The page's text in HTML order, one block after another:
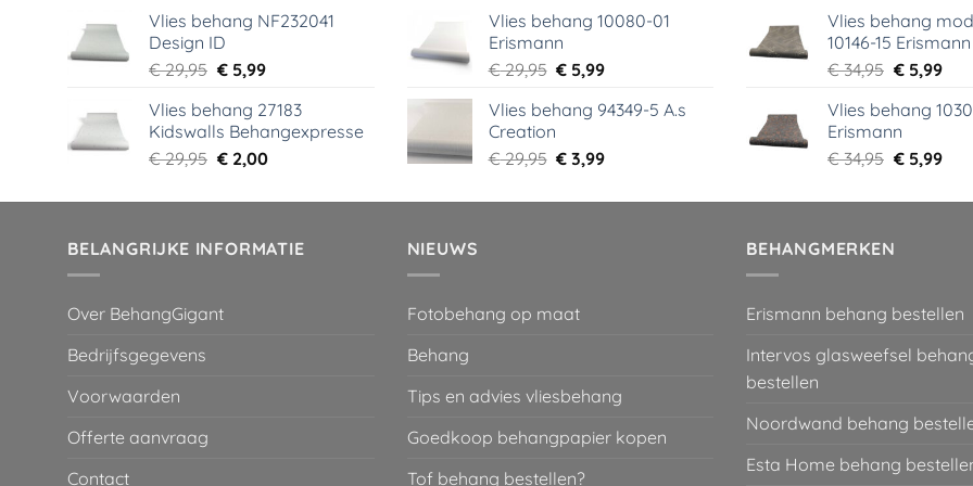
was:
€ 29,95.
is:
Vlies behang NF232041
Design ID
€29,95 Oorspronkelijke
was:
€ 29,95.
€5,99Huidige
is:
€ 5,99.
Vlies behang 27183
Kidswalls Behangexpresse
€29,95 Oorspronkelijke
was:
€2,00Huidige
is:
was:
€ 39,00.
is:
Vlies behang 10080-01
Erismann
€29,95 Oorspronkelijke
was:
€ 5,99Huidige
is:
Vlies behang 94349-5 A.s
Creation
€29,95 Oorspronkelijke
was:
€ 3,99Huidige
is:
was:
€ 39,95.
is:
€
Vlies behang
10146-15 Erismann
€34,95
was:
€ 34,95.
€5,99
is:
Vlies behang
Erismann
€34,95
was:
€5,99
is:
BELANGRIJKE INFORMATIE
Over BehangGigant
Bedrijfsgegevens
Voorwaarden
Offerte aanvraag
Contact
NIEUWS
Fotobehang op maat
Behang
Tips en advies vliesbehang
Goedkoop behangpapier kopen
Tof behang bestellen?
BEHANGMERKEN
Erismann behang bestellen
Intervos glasweefsel
bestellen
Noordwand behang
Esta Home behang